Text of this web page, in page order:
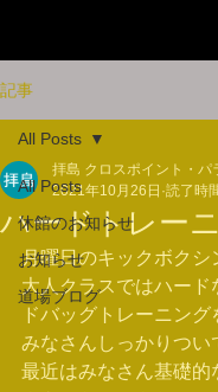
記事
All Posts
休館のお知らせ
お知らせ
道場ブログ
All Posts
ハードトレー
拝島 クロスポイント・パ
2021年10月26日 読了時
月曜日のキックボクシ
大人クラスではハード
ドバッグトレーニン
みなさんしっかりつい
最近はみなさん基礎的